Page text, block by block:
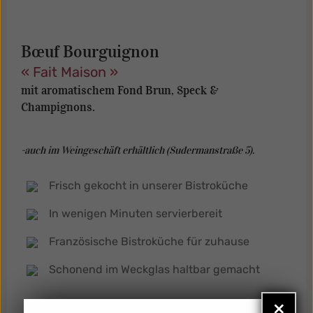
Bœuf Bourguignon
« Fait Maison »
mit aromatischem Fond Brun, Speck &
Champignons.
-auch im Weingeschäft erhältlich (Sudermanstraße 5).
Frisch gekocht in unserer Bistroküche
In wenigen Minuten servierbereit
Französische Bistroküche für zuhause
Schonend im Weckglas haltbar gemacht
×